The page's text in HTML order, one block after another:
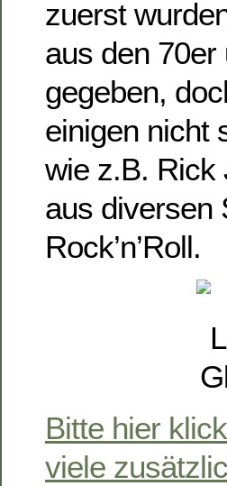
zuerst
aus den
gegeben,
einigen nicht
wie z.B. Rick
aus diversen
Rock’n’Roll.
Bitte hier
viele